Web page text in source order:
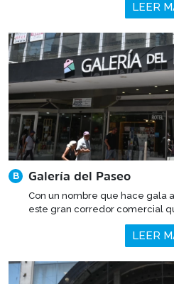
LEER
B Galería del Paseo
Con un nombre que hace gala
este gran corredor comercial
LEER